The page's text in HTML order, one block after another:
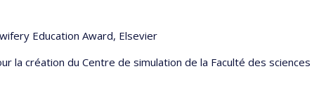
Education Award, Elsevier
la création du Centre de simulation de la Faculté des sciences